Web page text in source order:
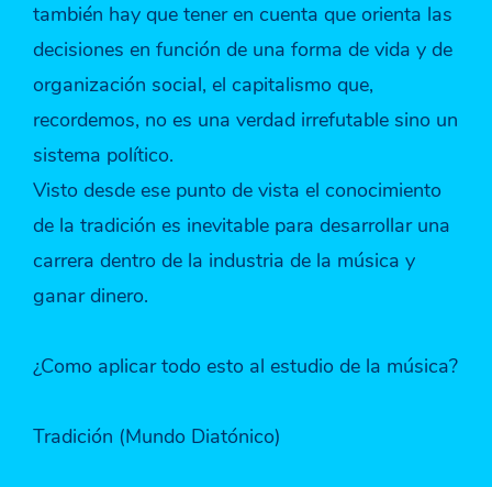
también hay que tener en cuenta que orienta las
decisiones en función de una forma de vida y de
organización social, el capitalismo que,
recordemos, no es una verdad irrefutable sino un
sistema político.
Visto desde ese punto de vista el conocimiento
de la tradición es inevitable para desarrollar una
carrera dentro de la industria de la música y
ganar dinero.
¿Como aplicar todo esto al estudio de la música?
Tradición (Mundo Diatónico)